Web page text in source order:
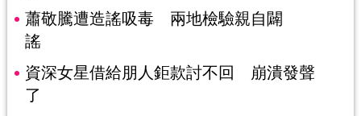
蕭敬騰遭造謠吸毒 兩地檢驗親自闢
謠
資深女星借給朋人鉅款討不回 崩潰發聲
了